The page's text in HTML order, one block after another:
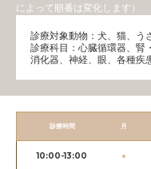
によって順番は変化します）
診療対象動物：犬、猫、う
診療科目：⼼臓循環器、腎
消化器、神経、眼、各種疾
診療時間 月
10:00-13:00 ●